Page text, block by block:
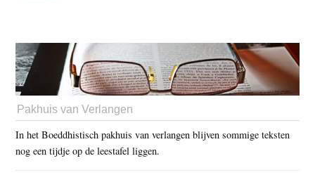
Pakhuis van Verlangen
In het Boeddhistisch pakhuis van verlangen blijven sommige teksten
nog een tijdje op de leestafel liggen.